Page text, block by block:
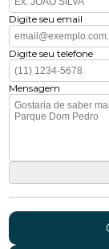
Digite seu email
Digite seu telefone
Mensagem